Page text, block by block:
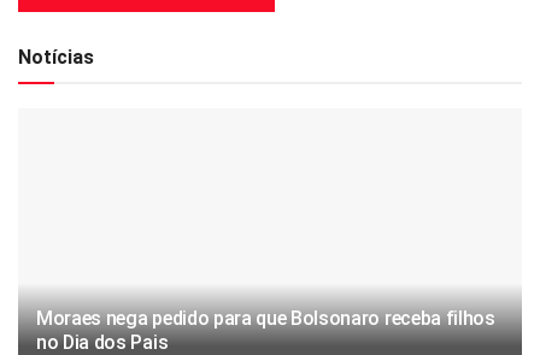
Notícias
Moraes nega pedido para que Bolsonaro receba filhos
no Dia dos Pais